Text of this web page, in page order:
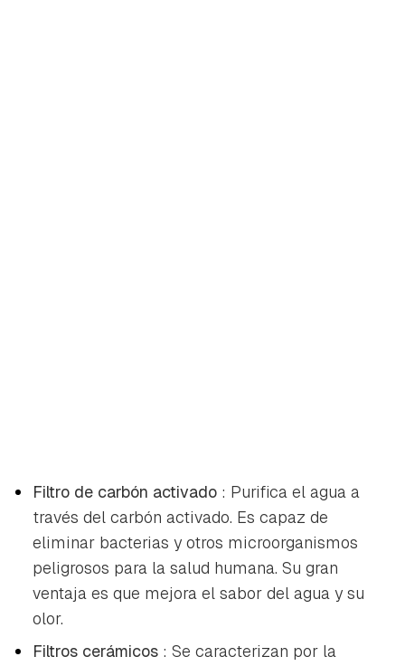
Filtro de carbón activado : Purifica el agua a
través del carbón activado. Es capaz de
eliminar bacterias y otros microorganismos
peligrosos para la salud humana. Su gran
ventaja es que mejora el sabor del agua y su
olor.
Filtros cerámicos : Se caracterizan por la